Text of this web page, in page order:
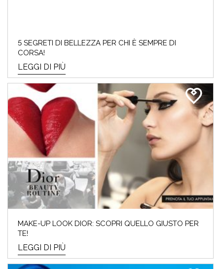
FESTA DELLA MAMMA –
GUIDA AI REGALI SKINCARE E
MAKE-UP
TIC TAC… mancano pochi giorni alla festa
della mamma⏰ Se sei a corto di idee regalo
LEGGI DI PIÙ
5 SEGRETI DI BELLEZZA PER CHI È SEMPRE DI
CORSA!
LEGGI DI PIÙ
MAKE-UP LOOK DIOR: SCOPRI QUELLO GIUSTO PER
TE!
LEGGI DI PIÙ